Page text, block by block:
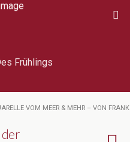
Frühlings
VOM MEER & MEHR – VON FRANK
der